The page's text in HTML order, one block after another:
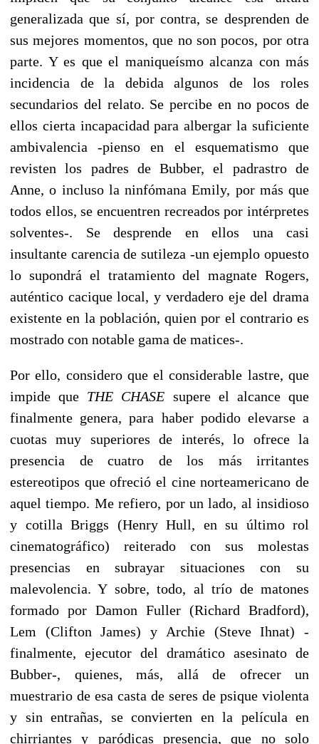
generalizada que sí, por contra, se desprenden de
sus mejores momentos, que no son pocos, por otra
parte. Y es que el maniqueísmo alcanza con más
incidencia de la debida algunos de los roles
secundarios del relato. Se percibe en no pocos de
ellos cierta incapacidad para albergar la suficiente
ambivalencia -pienso en el esquematismo que
revisten los padres de Bubber, el padrastro de
Anne, o incluso la ninfómana Emily, por más que
todos ellos, se encuentren recreados por intérpretes
solventes-. Se desprende en ellos una casi
insultante carencia de sutileza -un ejemplo opuesto
lo supondrá el tratamiento del magnate Rogers,
auténtico cacique local, y verdadero eje del drama
existente en la población, quien por el contrario es
mostrado con notable gama de matices-.
Por ello, considero que el considerable lastre, que
impide que THE CHASE supere el alcance que
finalmente genera, para haber podido elevarse a
cuotas muy superiores de interés, lo ofrece la
presencia de cuatro de los más irritantes
estereotipos que ofreció el cine norteamericano de
aquel tiempo. Me refiero, por un lado, al insidioso
y cotilla Briggs (Henry Hull, en su último rol
cinematográfico) reiterado con sus molestas
presencias en subrayar situaciones con su
malevolencia. Y sobre, todo, al trío de matones
formado por Damon Fuller (Richard Bradford),
Lem (Clifton James) y Archie (Steve Ihnat) -
finalmente, ejecutor del dramático asesinato de
Bubber-, quienes, más, allá de ofrecer un
muestrario de esa casta de seres de psique violenta
y sin entrañas, se convierten en la película en
chirriantes y paródicas presencia, que no solo